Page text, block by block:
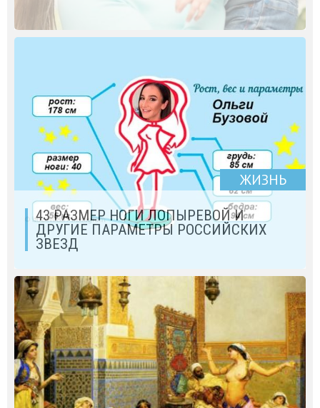
ЖИЗНЬ
43 РАЗМЕР НОГИ ЛОПЫРЕВОЙ И
ДРУГИЕ ПАРАМЕТРЫ РОССИЙСКИХ
ЗВЕЗД